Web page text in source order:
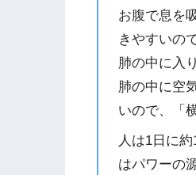
お腹で息を
きやすいの
肺の中に入
肺の中に空
いので、「
人は1日に
はパワーの